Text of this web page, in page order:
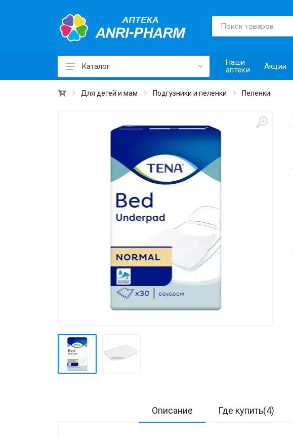
Каталог
Лекарственные средства ›
Медицинские товары и техника ›
Красота и уход ›
Витамины и добавки ›
Ежедневная гигиена ›
Для детей и мам ›
Косметика CODERMA KIDS
Наши
аптеки
Акции
Для детей и мам Подгузники и пеленки Пеленки
Описание Где купить(4)